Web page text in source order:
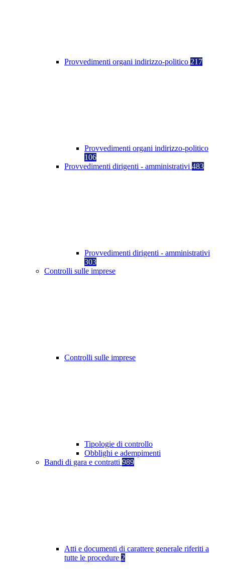
Provvedimenti organi indirizzo-politico 217
Provvedimenti organi indirizzo-politico
106
Provvedimenti dirigenti - amministrativi 483
Provvedimenti dirigenti - amministrativi
303
Controlli sulle imprese
Controlli sulle imprese
Tipologie di controllo
Obblighi e adempimenti
Bandi di gara e contratti 989
Atti e documenti di carattere generale riferiti a
tutte le procedure 2